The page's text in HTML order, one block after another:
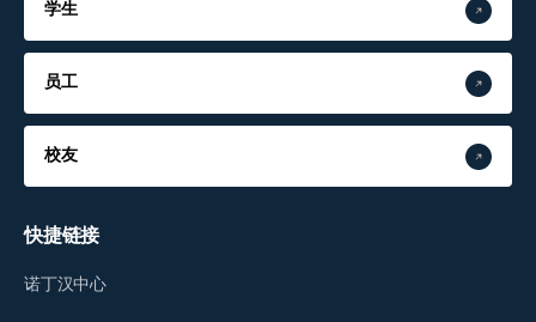
学生
员工
校友
快捷链接
诺丁汉中心